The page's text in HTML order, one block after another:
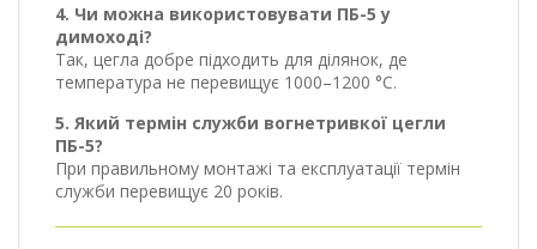
4. Чи можна використовувати ПБ-5 у
димоході?
Так, цегла добре підходить для ділянок, де
температура не перевищує 1000–1200 °C.
5. Який термін служби вогнетривкої цегли
ПБ-5?
При правильному монтажі та експлуатації термін
служби перевищує 20 років.